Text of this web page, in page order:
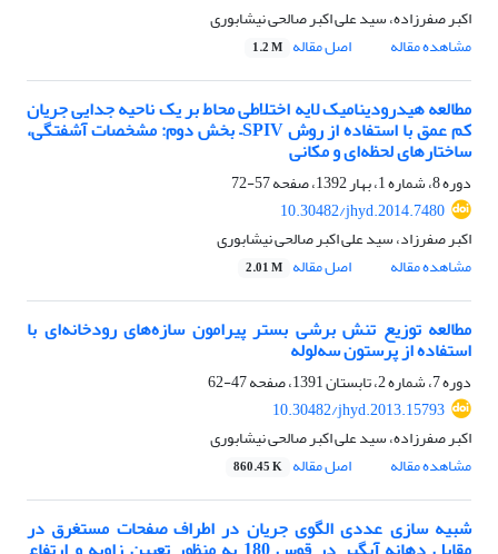
اکبر صفرزاده، سید علی اکبر صالحی نیشابوری
مشاهده مقاله
اصل مقاله 1.2 M
مطالعه هیدرودینامیک لایه اختلاطی محاط بر یک ناحیه جدایی جریان
کم عمق با استفاده از روش SPIV– بخش دوم: مشخصات آشفتگی،
ساختارهای لحظه‌ای و مکانی
دوره 8، شماره 1، بهار 1392، صفحه
57-72
10.30482/jhyd.2014.7480
اکبر صفرزاد، سید علی اکبر صالحی نیشابوری
مشاهده مقاله
اصل مقاله 2.01 M
مطالعه توزیع تنش برشی بستر پیرامون سازه‌های رودخانه‌ای با
استفاده از پرستون سه‌لوله
دوره 7، شماره 2، تابستان 1391، صفحه
47-62
10.30482/jhyd.2013.15793
اکبر صفرزاده، سید علی اکبر صالحی نیشابوری
مشاهده مقاله
اصل مقاله 860.45 K
شبیه سازی عددی الگوی جریان در اطراف صفحات مستغرق در